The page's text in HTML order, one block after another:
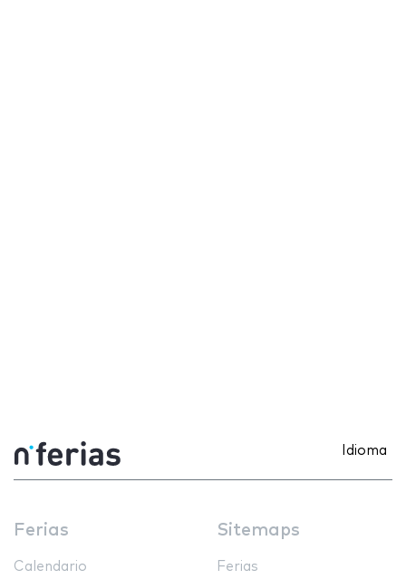
Idioma
Ferias
Calendario
Sitemaps
Ferias